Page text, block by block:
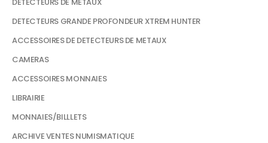
DETECTEURS GRANDE PROFONDEUR XTREM HUNTER
ACCESSOIRES DE DETECTEURS DE METAUX
CAMERAS
ACCESSOIRES MONNAIES
LIBRAIRIE
MONNAIES/BILLLETS
ARCHIVE VENTES NUMISMATIQUE